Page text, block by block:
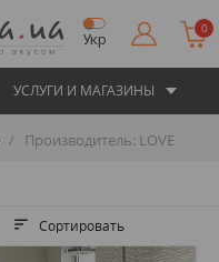
Укр
0
УСЛУГИ И МАГАЗИНЫ
Производитель: LOVE
Сортировать